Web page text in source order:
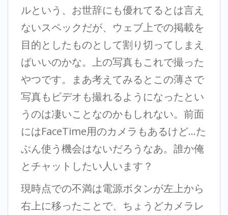
ルという、お世辞にも優れてるとは言え
ないスペックだが、ウェブ上での掲載を
目的としたものとして割り切ってしまえ
ばいいのかな。上の写真もこれで撮った
やつです。まあ考えてみるとこの薄さで
写真もビデオも撮れるようになったとい
うのは凄いことなのかもしれない。前面
にはFaceTime用のカメラもあるけど…た
ぶん使う機会はないだろうなあ。誰か俺
とチャットしたい人います？
現時点での不満は電源ボタンが左上から
右上に移ったことで、ちょうどカメラレ